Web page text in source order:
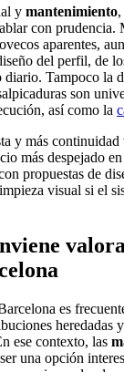
y mantenimiento
con prudencia.
aparentes,
del perfil, de
diario. Tampoco la
son
así como la
y más continuidad
más despejado
propuestas de
visual si el
es
heredadas
ese contexto, las
una opción